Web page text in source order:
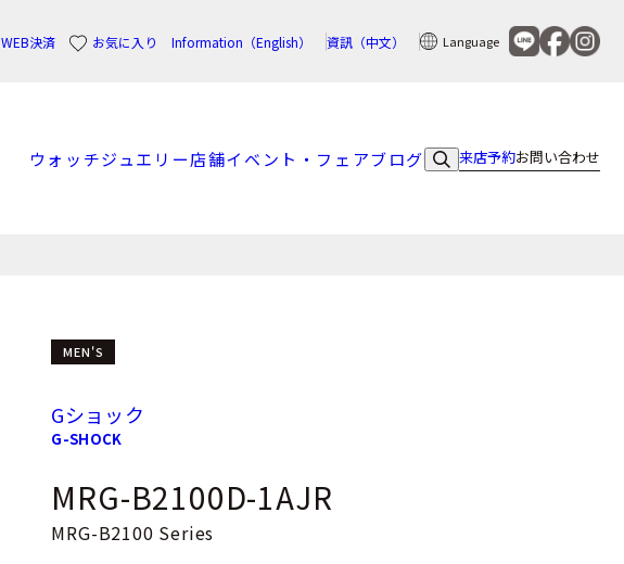
WEB決済 お気に入り Information（English） 資訊（中文） Language
ウォッチジュエリー店舗イベント・フェアブログ 来店予約お問い合わせ
MEN'S
Gショック
G-SHOCK
MRG-B2100D-1AJR
MRG-B2100 Series